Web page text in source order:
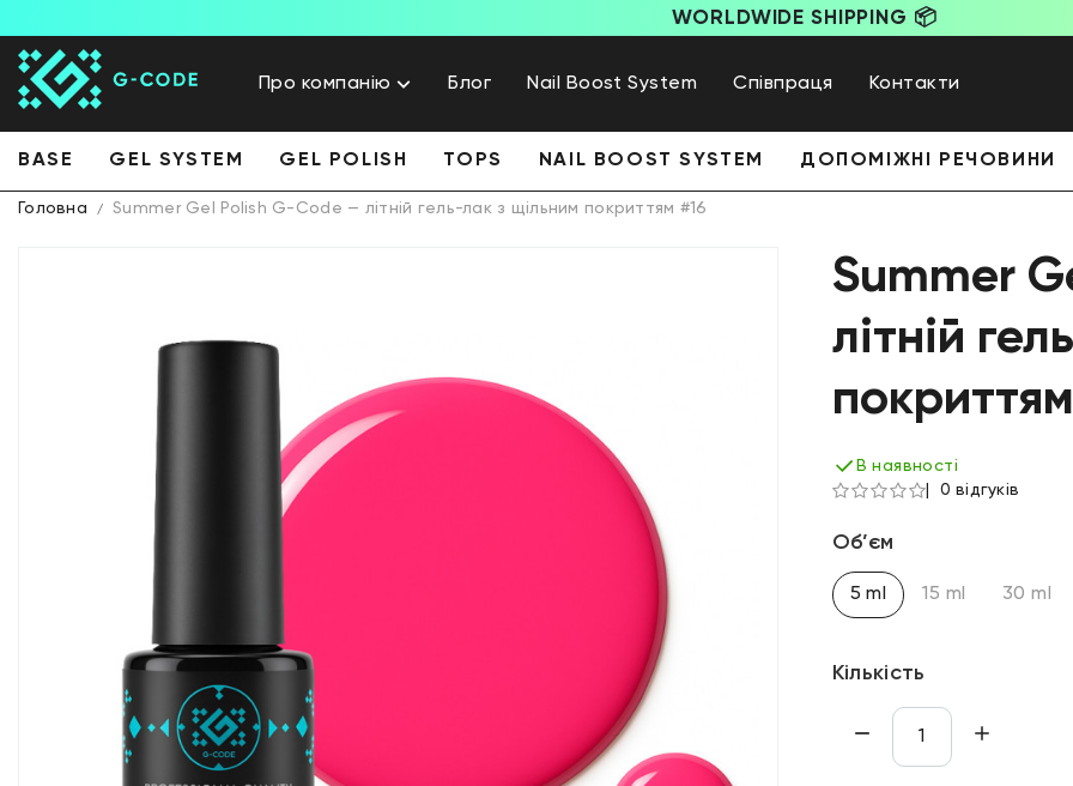
WORLDWIDE SHIPPING 📦
Про компанію Блог Nail Boost System Співпраця Контакти
BASE GEL SYSTEM GEL POLISH TOPS NAIL BOOST SYSTEM ДОПОМІЖНІ РЕЧОВИНИ
Головна Summer Gel Polish G-Code — літній гель-лак з щільним покриттям #16
Summer
літній
В наявності
0 відгуків
Об’єм
5 ml 15 ml 30 ml
Кількість